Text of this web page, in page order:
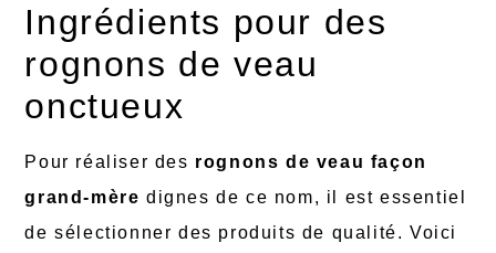
Ingrédients pour des
rognons de veau
onctueux
Pour réaliser des rognons de veau façon
grand-mère dignes de ce nom, il est essentiel
de sélectionner des produits de qualité. Voici